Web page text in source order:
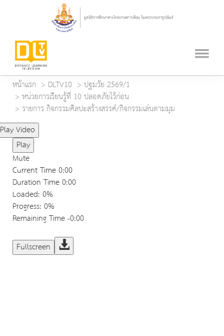
หน้าแรก DLTV10
ปฐมวัย 2569/1
หน่วยการเรียนรู้ที่ 10 ปลอดภัยไว้ก่อน
รายการ กิจกรรมศิลปะสร้างสรรค์/กิจกรรมเล่นตามมุม
Play Video
Play
Mute
Current Time0:00
Duration Time0:00
Loaded: 0%
Progress: 0%
Remaining Time-0:00
Fullscreen